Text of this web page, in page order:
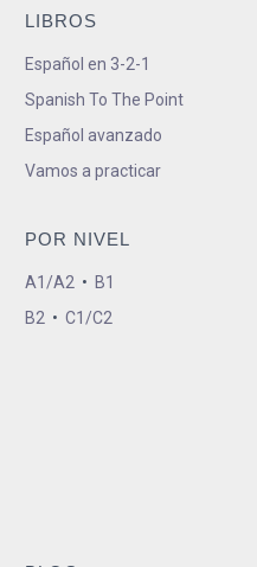
LIBROS
Español en 3-2-1
Spanish To The Point
Español avanzado
Vamos a practicar
POR NIVEL
A1/A2 • B1
B2 • C1/C2